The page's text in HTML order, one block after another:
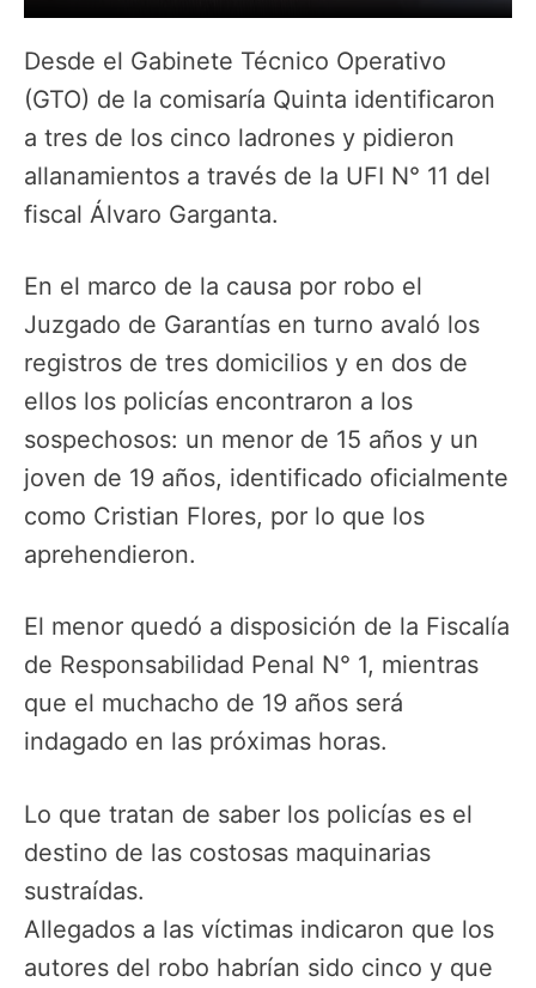
Desde el Gabinete Técnico Operativo
(GTO) de la comisaría Quinta identificaron
a tres de los cinco ladrones y pidieron
allanamientos a través de la UFI N° 11 del
fiscal Álvaro Garganta.
En el marco de la causa por robo el
Juzgado de Garantías en turno avaló los
registros de tres domicilios y en dos de
ellos los policías encontraron a los
sospechosos: un menor de 15 años y un
joven de 19 años, identificado oficialmente
como Cristian Flores, por lo que los
aprehendieron.
El menor quedó a disposición de la Fiscalía
de Responsabilidad Penal N° 1, mientras
que el muchacho de 19 años será
indagado en las próximas horas.
Lo que tratan de saber los policías es el
destino de las costosas maquinarias
sustraídas.
Allegados a las víctimas indicaron que los
autores del robo habrían sido cinco y que